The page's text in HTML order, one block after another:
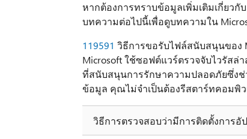
หากต้องการทราบข้อมูลเพิ่มเติมเกี่ยว
บทความต่อไปนี้เพื่อดูบทความใน
119591 วิธีการขอรับไฟล์สนับสนุนของ
Microsoft ใช้ซอฟต์แวร์ตรวจจับไวรัสล่
ที่สนับสนุนการรักษาความปลอดภัยซึ่งช่
ข้อมูล คุณไม่จำเป็นต้องรีสตาร์ทคอมพิ
วิธีการตรวจสอบว่ามีการติดตั้งการอั